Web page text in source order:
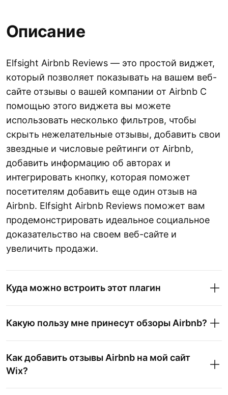
Описание
Elfsight Airbnb Reviews — это простой виджет,
который позволяет показывать на вашем веб-
сайте отзывы о вашей компании от Airbnb С
помощью этого виджета вы можете
использовать несколько фильтров, чтобы
скрыть нежелательные отзывы, добавить свои
звездные и числовые рейтинги от Airbnb,
добавить информацию об авторах и
интегрировать кнопку, которая поможет
посетителям добавить еще один отзыв на
Airbnb. Elfsight Airbnb Reviews поможет вам
продемонстрировать идеальное социальное
доказательство на своем веб-сайте и
увеличить продажи.
Куда можно встроить этот плагин
Какую пользу мне принесут обзоры Airbnb?
Как добавить отзывы Airbnb на мой сайт
Wix?